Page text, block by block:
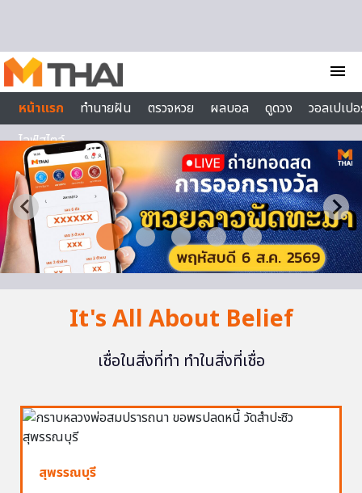
menu
หน้าแรก
ทำนายฝัน ตรวจหวย ผลบอล ดูดวง
วอลเปเป
ไลฟ์สไตล์
It's All About Belief
เชื่อในสิ่งที่ทำ ทำในสิ่งที่เชื่อ
สุพรรณบุรี